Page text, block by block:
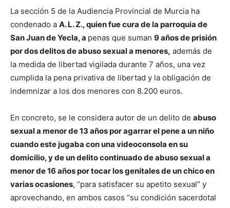
La sección 5 de la Audiencia Provincial de Murcia ha
condenado a A. L. Z., quien fue cura de la parroquia de
San Juan de Yecla, a penas que suman 9 años de prisión
por dos delitos de abuso sexual a menores, además de
la medida de libertad vigilada durante 7 años, una vez
cumplida la pena privativa de libertad y la obligación de
indemnizar a los dos menores con 8.200 euros.
En concreto, se le considera autor de un delito de abuso
sexual a menor de 13 años por agarrar el pene a un niño
cuando este jugaba con una videoconsola en su
domicilio, y de un delito continuado de abuso sexual a
menor de 16 años por tocar los genitales de un chico en
varias ocasiones, “para satisfacer su apetito sexual” y
aprovechando, en ambos casos “su condición sacerdotal